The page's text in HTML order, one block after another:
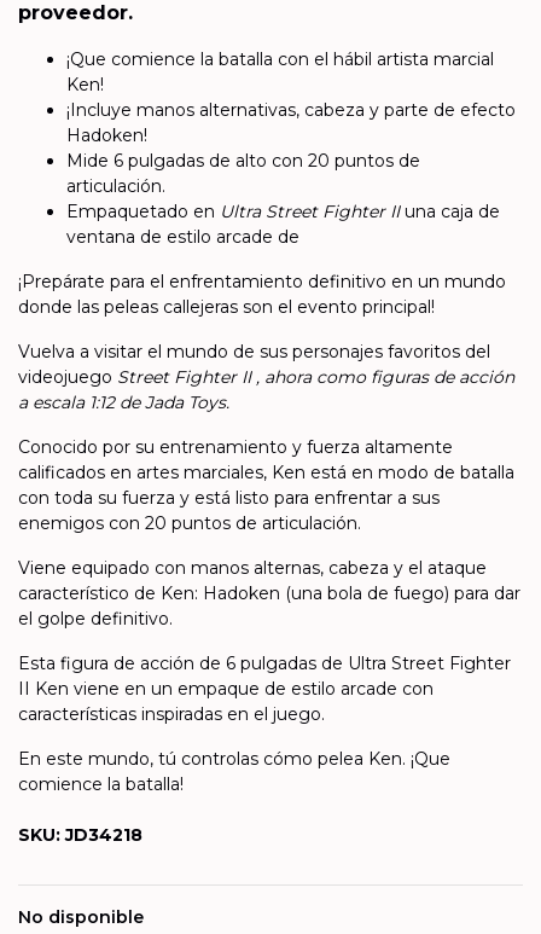
proveedor.
¡Que comience la batalla con el hábil artista marcial
Ken!
¡Incluye manos alternativas, cabeza y parte de efecto
Hadoken!
Mide 6 pulgadas de alto con 20 puntos de
articulación.
Empaquetado en Ultra Street Fighter IIuna caja de
ventana de estilo arcade de
¡Prepárate para el enfrentamiento definitivo en un mundo
donde las peleas callejeras son el evento principal!
Vuelva a visitar el mundo de sus personajes favoritos del
videojuego Street Fighter II , ahora como figuras de acción
a escala 1:12 de Jada Toys.
Conocido por su entrenamiento y fuerza altamente
calificados en artes marciales, Ken está en modo de batalla
con toda su fuerza y ​​​​está listo para enfrentar a sus
enemigos con 20 puntos de articulación.
Viene equipado con manos alternas, cabeza y el ataque
característico de Ken: Hadoken (una bola de fuego) para dar
el golpe definitivo.
Esta figura de acción de 6 pulgadas de Ultra Street Fighter
II Ken viene en un empaque de estilo arcade con
características inspiradas en el juego.
En este mundo, tú controlas cómo pelea Ken. ¡Que
comience la batalla!
SKU: JD34218
No disponible